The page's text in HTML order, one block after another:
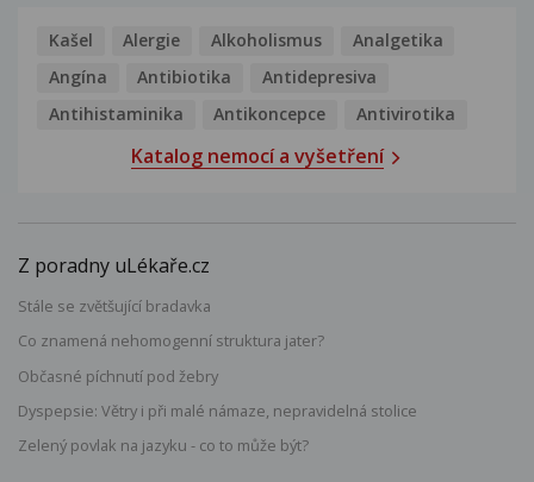
Kašel Alergie Alkoholismus
Analgetika
Angína
Antibiotika
Antidepresiva
Antihistaminika
Antikoncepce Antivirotika
Katalog nemocí a vyšetření
Z poradny uLékaře.cz
Stále se zvětšující bradavka
Co znamená nehomogenní struktura jater?
Občasné píchnutí pod žebry
Dyspepsie: Větry i při malé námaze, nepravidelná stolice
Zelený povlak na jazyku - co to může být?